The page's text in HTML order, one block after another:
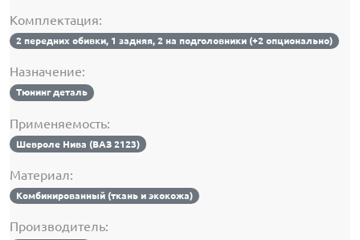
Комплектация:
2 передних обивки, 1 задняя, 2 на подголовники (+2 опционально)
Назначение:
Тюнинг деталь
Применяемость:
Шевроле Нива (ВАЗ 2123)
Материал:
Комбинированный (ткань и экокожа)
Производитель: